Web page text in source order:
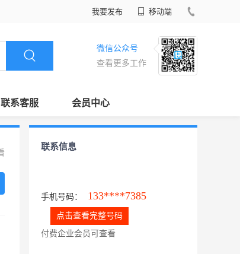
我要发布 移动端
微信公众号
查看更多工作
联系客服 会员中心
联系信息
手机号码： 133****7385
点击查看完整号码
付费企业会员可查看